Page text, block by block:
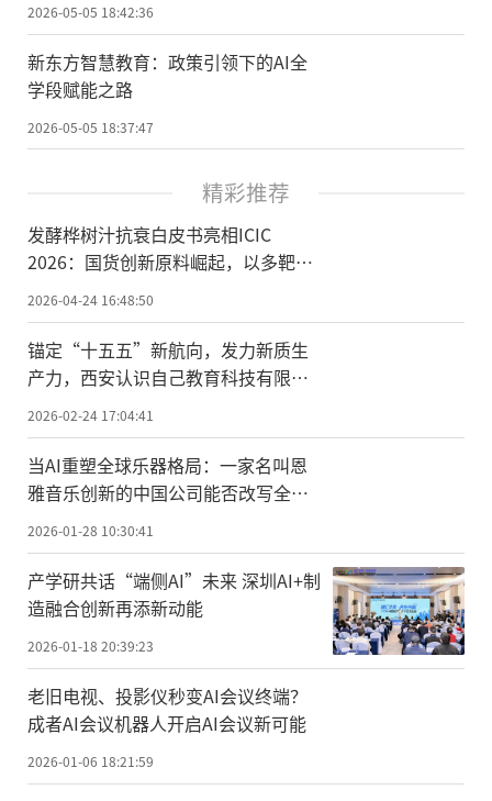
2026-05-05 18:42:36
新东方智慧教育：政策引领下的AI全
学段赋能之路
2026-05-05 18:37:47
精彩推荐
发酵桦树汁抗衰白皮书亮相ICIC
2026：国货创新原料崛起，以多靶点
机制重构细胞级抗衰
2026-04-24 16:48:50
锚定“十五五”新航向，发力新质生
产力，西安认识自己教育科技有限公
司荣膺国家级科技型中小企业
2026-02-24 17:04:41
当AI重塑全球乐器格局：一家名叫恩
雅音乐创新的中国公司能否改写全球
乐器创新史？
2026-01-28 10:30:41
产学研共话“端侧AI”未来 深圳AI+制
造融合创新再添新动能
2026-01-18 20:39:23
老旧电视、投影仪秒变AI会议终端？
成者AI会议机器人开启AI会议新可能
2026-01-06 18:21:59